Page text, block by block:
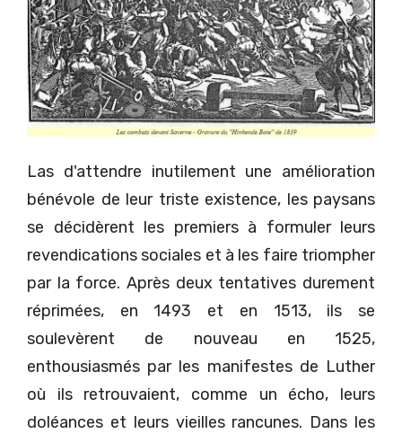
Las d'attendre inutilement une amélioration
bénévole de leur triste existence, les paysans
se décidèrent les premiers à formuler leurs
revendications sociales et à les faire triompher
par la force. Après deux tentatives durement
réprimées, en 1493 et en 1513, ils se
soulevèrent de nouveau en 1525,
enthousiasmés par les manifestes de Luther
où ils retrouvaient, comme un écho, leurs
doléances et leurs vieilles rancunes. Dans les